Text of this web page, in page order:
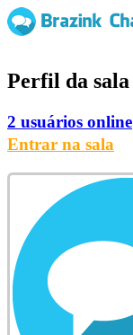
Perfil da sala
2 usuários online
Entrar na sala